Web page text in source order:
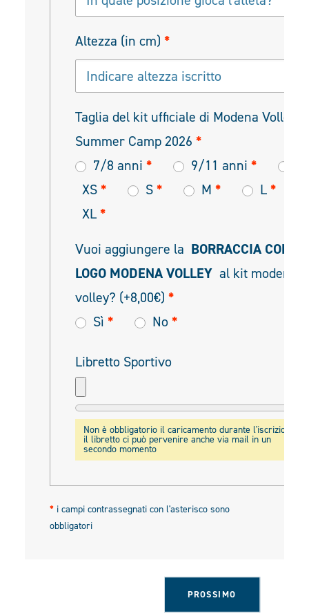
Altezza (in cm) *
Taglia del kit ufficiale di Modena Volley
Summer Camp 2026 *
7/8 anni * 9/11 anni *
XS* S* M * L*
XL*
Vuoi aggiungere la BORRACCIA CON
LOGO MODENA VOLLEY al kit modena
volley? (+8,00€) *
Sì * No*
Libretto Sportivo
Non è obbligatorio il caricamento durante l'iscrizione,
il libretto ci può pervenire anche via mail in un
secondo momento
* i campi contrassegnati con l'asterisco sono
obbligatori
PROSSIMO